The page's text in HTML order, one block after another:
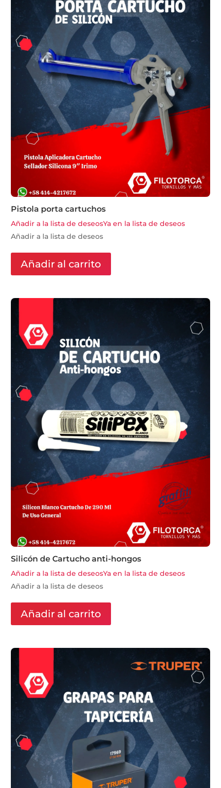
Pistola porta cartuchos
Añadir a la lista de deseosYa en la lista de deseos
Añadir a la lista de deseos
Añadir al carrito
Silicón de Cartucho anti-hongos
Añadir a la lista de deseosYa en la lista de deseos
Añadir a la lista de deseos
Añadir al carrito